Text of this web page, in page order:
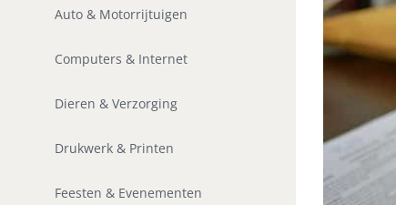
Auto & Motorrijtuigen
Computers & Internet
Dieren & Verzorging
Drukwerk & Printen
Feesten & Evenementen